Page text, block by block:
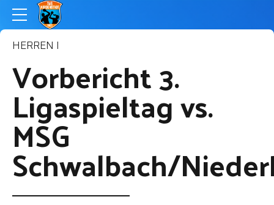
HERREN I
Vorbericht 3.
Ligaspieltag vs.
MSG
Schwalbach/